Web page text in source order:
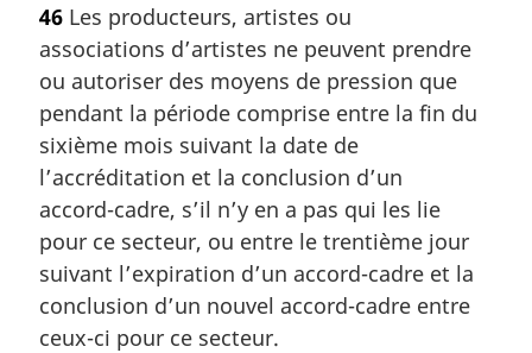
t
e
m
a
r
g
i
n
a
l
e
:
46 Les producteurs, artistes ou
associations d’artistes ne peuvent prendre
ou autoriser des moyens de pression que
pendant la période comprise entre la fin du
sixième mois suivant la date de
l’accréditation et la conclusion d’un
accord-cadre, s’il n’y en a pas qui les lie
pour ce secteur, ou entre le trentième jour
suivant l’expiration d’un accord-cadre et la
conclusion d’un nouvel accord-cadre entre
ceux-ci pour ce secteur.